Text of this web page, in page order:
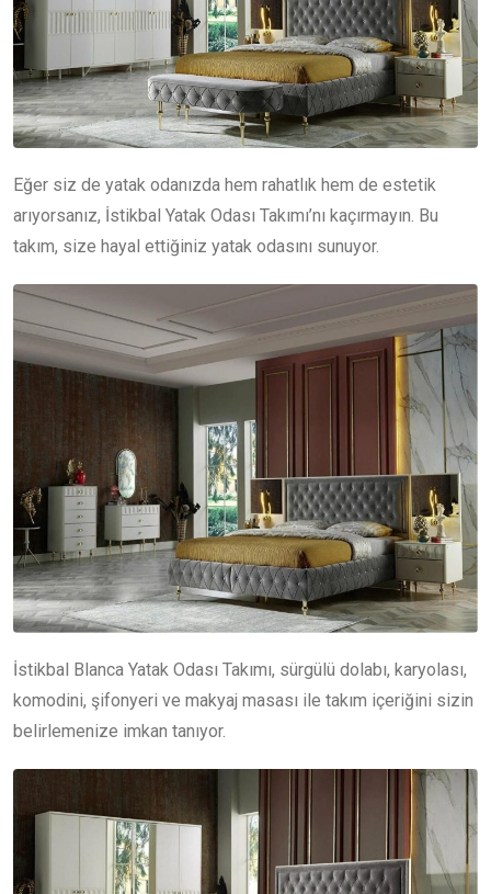
Eğer siz de yatak odanızda hem rahatlık hem de estetik
arıyorsanız, İstikbal Yatak Odası Takımı’nı kaçırmayın. Bu
takım, size hayal ettiğiniz yatak odasını sunuyor.
İstikbal Blanca Yatak Odası Takımı, sürgülü dolabı, karyolası,
komodini, şifonyeri ve makyaj masası ile takım içeriğini sizin
belirlemenize imkan tanıyor.